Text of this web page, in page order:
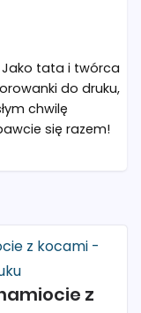
Jako tata i twórca
do druku,
chwilę
się razem!
z